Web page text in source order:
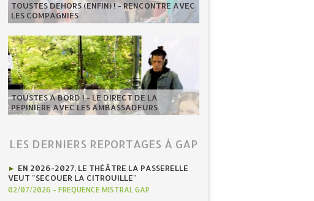
TOUSTES DEHORS (ENFIN) ! - RENCONTRE AVEC
LES COMPAGNIES
TOUSTES À BORD ! - LE DIRECT DE LA
PÉPINIÈRE AVEC LES AMBASSADEURS
LES DERNIERS REPORTAGES À GAP
EN 2026-2027, LE THÉÂTRE LA PASSERELLE
VEUT "SECOUER LA CITROUILLE"
02/07/2026 - FREQUENCE MISTRAL GAP